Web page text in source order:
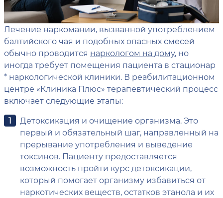
Лечение наркомании, вызванной употреблением
балтийского чая и подобных опасных смесей
обычно проводится наркологом на дому, но
иногда требует помещения пациента в стационар
* наркологической клиники. В реабилитационном
центре «Клиника Плюс» терапевтический процесс
включает следующие этапы:
Детоксикация и очищение организма. Это
первый и обязательный шаг, направленный на
прерывание употребления и выведение
токсинов. Пациенту предоставляется
возможность пройти курс детоксикации,
который помогает организму избавиться от
наркотических веществ, остатков этанола и их